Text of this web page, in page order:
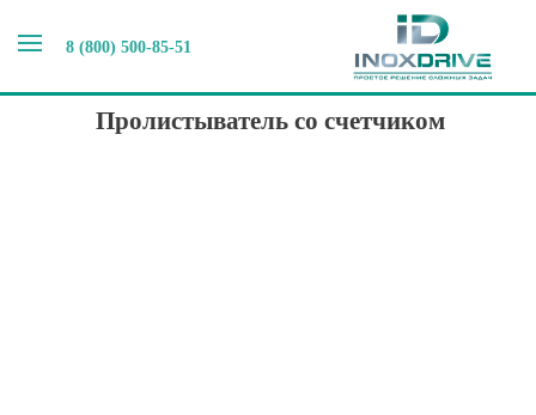
8 (800) 500-85-51
Главная > Наши новости Пролистыватель со счетчиком
Пролистыватель со счетчиком